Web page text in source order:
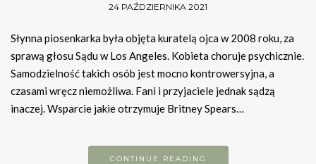
24 PAŹDZIERNIKA 2021
Słynna piosenkarka była objęta kuratelą ojca w 2008 roku, za
sprawą głosu Sądu w Los Angeles. Kobieta choruje psychicznie.
Samodzielność takich osób jest mocno kontrowersyjna, a
czasami wręcz niemożliwa. Fani i przyjaciele jednak sądzą
inaczej. Wsparcie jakie otrzymuje Britney Spears…
CONTINUE READING